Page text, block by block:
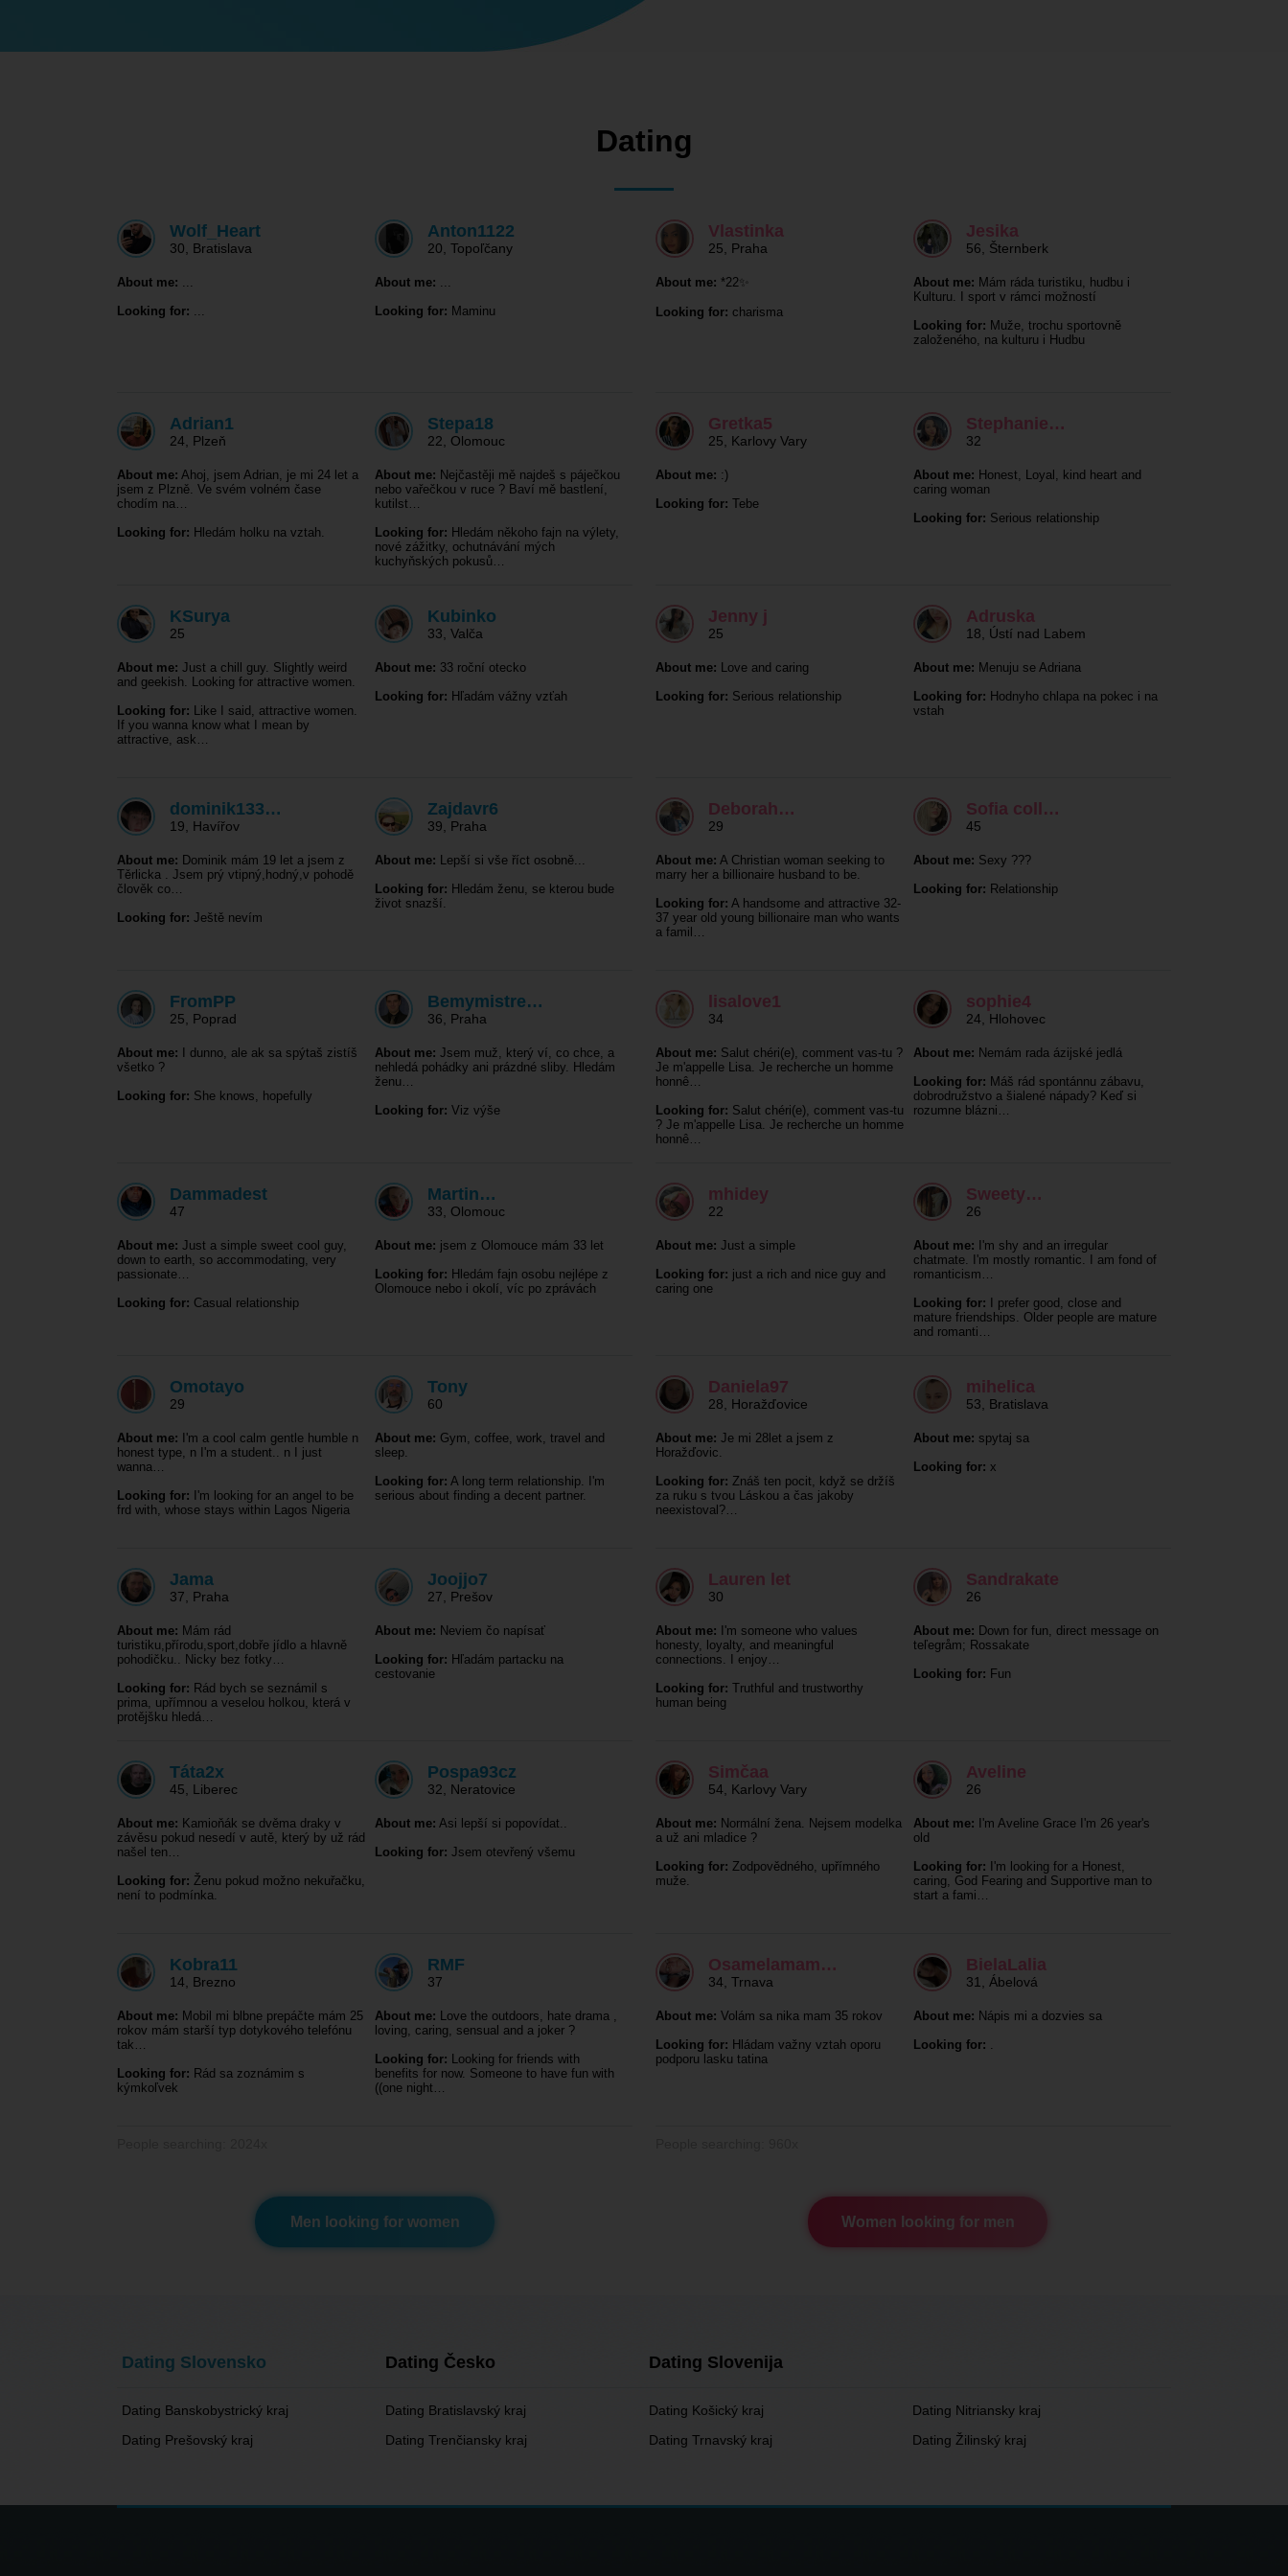
Dating
Wolf_Heart
30 Bratislava
About me: ...
Looking for: ...
Anton1122
20 Topoľčany
About me: ...
Looking for: Maminu
Adrian1
24 Plzeň
About me: Ahoj, jsem Adrian, je mi 24 let a
jsem z Plzně. Ve svém volném čase
chodím na…
Looking for: Hledám holku na vztah.
Stepa18
22 Olomouc
About me: Nejčastěji mě najdeš s páječkou
nebo vařečkou v ruce ? Baví mě bastlení,
kutilst…
Looking for: Hledám někoho fajn na výlety,
nové zážitky, ochutnávání mých
kuchyňských pokusů…
KSurya
25
About me: Just a chill guy. Slightly weird
and geekish. Looking for attractive women.
Looking for: Like I said, attractive women.
If you wanna know what I mean by
attractive, ask…
Kubinko
33 Valča
About me: 33 roční otecko
Looking for: Hľadám vážny vzťah
dominik133…
19 Havířov
About me: Dominik mám 19 let a jsem z
Těrlicka . Jsem prý vtipný,hodný,v pohodě
člověk co…
Looking for: Ještě nevím
Zajdavr6
39 Praha
About me: Lepší si vše říct osobně...
Looking for: Hledám ženu, se kterou bude
život snazší.
FromPP
25 Poprad
About me: I dunno, ale ak sa spýtaš zistíš
všetko ?
Looking for: She knows, hopefully
Bemymistre…
36 Praha
About me: Jsem muž, který ví, co chce, a
nehledá pohádky ani prázdné sliby. Hledám
ženu…
Looking for: Viz výše
Dammadest
47
About me: Just a simple sweet cool guy,
down to earth, so accommodating, very
passionate…
Looking for: Casual relationship
Martin…
33 Olomouc
About me: jsem z Olomouce mám 33 let
Looking for: Hledám fajn osobu nejlépe z
Olomouce nebo i okolí, víc po zprávách
Omotayo
29
About me: I'm a cool calm gentle humble n
honest type, n I'm a student.. n I just
wanna…
Looking for: I'm looking for an angel to be
frd with, whose stays within Lagos Nigeria
Tony
60
About me: Gym, coffee, work, travel and
sleep.
Looking for: A long term relationship. I'm
serious about finding a decent partner.
Jama
37 Praha
About me: Mám rád
turistiku,přírodu,sport,dobře jídlo a hlavně
pohodičku.. Nicky bez fotky…
Looking for: Rád bych se seznámil s
prima, upřímnou a veselou holkou, která v
protějšku hledá…
Joojjo7
27 Prešov
About me: Neviem čo napísať
Looking for: Hľadám partacku na
cestovanie
Táta2x
45 Liberec
About me: Kamioňák se dvěma draky v
závěsu pokud nesedí v autě, který by už rád
našel ten…
Looking for: Ženu pokud možno nekuřačku,
není to podmínka.
Pospa93cz
32 Neratovice
About me: Asi lepší si popovídat..
Looking for: Jsem otevřený všemu
Kobra11
14 Brezno
About me: Mobil mi blbne prepáčte mám 25
rokov mám starší typ dotykového telefónu
tak…
Looking for: Rád sa zoznámim s
kýmkoľvek
RMF
37
About me: Love the outdoors, hate drama ,
loving, caring, sensual and a joker ?
Looking for: Looking for friends with
benefits for now. Someone to have fun with
((one night…
Men looking for women
Vlastinka
25 Praha
About me: *22✨
Looking for: charisma
Jesika
56 Šternberk
About me: Mám ráda turistiku, hudbu i
Kulturu. I sport v rámci možností
Looking for: Muže, trochu sportovně
založeného, na kulturu i Hudbu
Gretka5
25 Karlovy Vary
About me: :)
Looking for: Tebe
Stephanie…
32
About me: Honest, Loyal, kind heart and
caring woman
Looking for: Serious relationship
Jenny j
25
About me: Love and caring
Looking for: Serious relationship
Adruska
18 Ústí nad Labem
About me: Menuju se Adriana
Looking for: Hodnyho chlapa na pokec i na
vstah
Deborah…
29
About me: A Christian woman seeking to
marry her a billionaire husband to be.
Looking for: A handsome and attractive 32-
37 year old young billionaire man who wants
a famil…
Sofia coll…
45
About me: Sexy ???
Looking for: Relationship
lisalove1
34
About me: Salut chéri(e), comment vas-tu ?
Je m'appelle Lisa. Je recherche un homme
honnê…
Looking for: Salut chéri(e), comment vas-tu
? Je m'appelle Lisa. Je recherche un homme
honnê…
sophie4
24 Hlohovec
About me: Nemám rada ázijské jedlá
Looking for: Máš rád spontánnu zábavu,
dobrodružstvo a šialené nápady? Keď si
rozumne blázni…
mhidey
22
About me: Just a simple
Looking for: just a rich and nice guy and
caring one
Sweety…
26
About me: I'm shy and an irregular
chatmate. I'm mostly romantic. I am fond of
romanticism…
Looking for: I prefer good, close and
mature friendships. Older people are mature
and romanti…
Daniela97
28 Horažďovice
About me: Je mi 28let a jsem z
Horažďovic.
Looking for: Znáš ten pocit, když se držíš
za ruku s tvou Láskou a čas jakoby
neexistoval?…
mihelica
53 Bratislava
About me: spytaj sa
Looking for: x
Lauren let
30
About me: I'm someone who values
honesty, loyalty, and meaningful
connections. I enjoy…
Looking for: Truthful and trustworthy
human being
Sandrakate
26
About me: Down for fun, direct message on
teľegråm; Rossakate
Looking for: Fun
Simčaa
54 Karlovy Vary
About me: Normální žena. Nejsem modelka
a už ani mladice ?
Looking for: Zodpovědného, upřímného
muže.
Aveline
26
About me: I'm Aveline Grace I'm 26 year's
old
Looking for: I'm looking for a Honest,
caring, God Fearing and Supportive man to
start a fami…
Osamelamam…
34 Trnava
About me: Volám sa nika mam 35 rokov
Looking for: Hládam važny vztah oporu
podporu lasku tatina
BielaLalia
31 Ábelová
About me: Nápis mi a dozvies sa
Looking for: .
Women looking for men
Dating Slovensko Dating Česko Dating Slovenija
Dating Banskobystrický kraj Dating Bratislavský kraj Dating Košický kraj
Dating Nitriansky kraj
Dating Prešovský kraj
Dating Trenčiansky kraj Dating Trnavský kraj Dating Žilinský kraj